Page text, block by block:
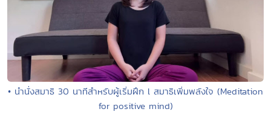
• นำนั่งสมาธิ 30 นาทีสำหรับผู้เริ่มฝึก l สมาธิเพิ่มพลังใจ (Meditation
for positive mind)